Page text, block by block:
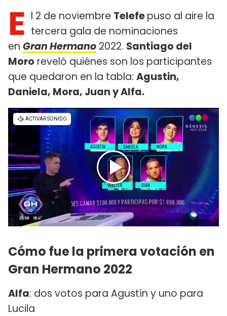
E l 2 de noviembre Telefepuso al aire la
tercera gala de nominaciones
en Gran Hermano 2022. Santiago del
Moro reveló quiénes son los participantes
que quedaron en la tabla: Agustin,
Daniela, Mora, Juan y Alfa.
Cómo fue la primera votación en
Gran Hermano 2022
Alfa: dos votos para Agustín y uno para
Lucila